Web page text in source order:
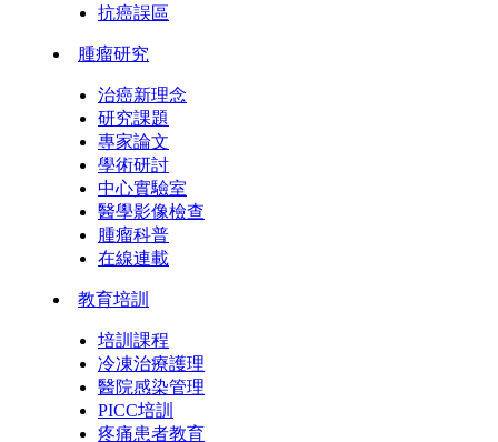
抗癌誤區
腫瘤研究
治癌新理念
研究課題
專家論文
學術研討
中心實驗室
醫學影像檢查
腫瘤科普
在線連載
教育培訓
培訓課程
冷凍治療護理
醫院感染管理
PICC培訓
疼痛患者教育